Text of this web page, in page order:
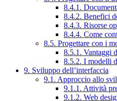
8.4.1.
8.4.2. Benefici
8.4.3. Risorse
8.4.4. Come
8.5. Progettare con i
8.5.1. Vantaggi
8.5.2. I modelli
9. Sviluppo dell’interfaccia
9.1. Approccio allo
9.1.1. Attività
9.1.2. Web